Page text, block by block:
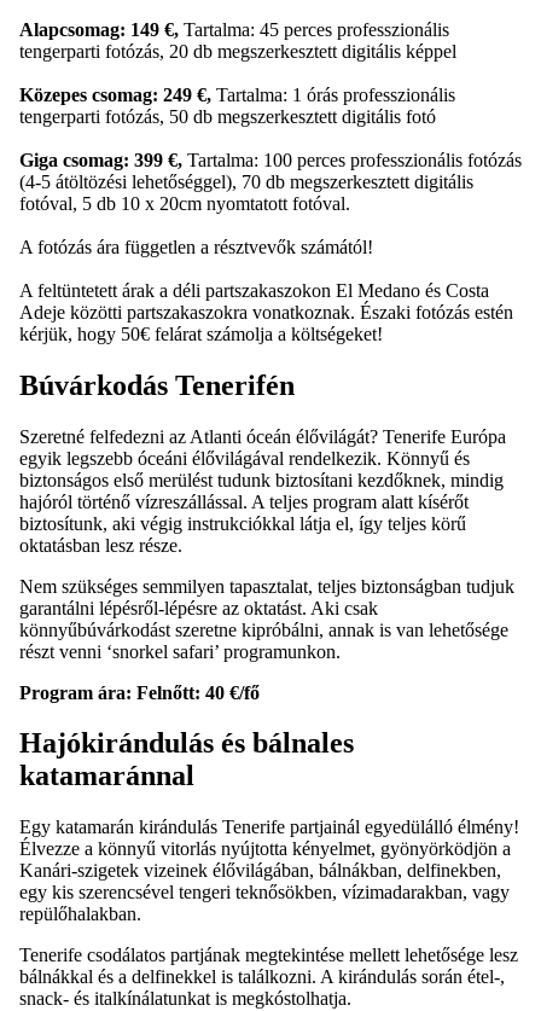
Alapcsomag: 149 €, Tartalma: 45 perces professzionális
tengerparti fotózás, 20 db megszerkesztett digitális képpel
Közepes csomag: 249 €, Tartalma: 1 órás professzionális
tengerparti fotózás, 50 db megszerkesztett digitális fotó
Giga csomag: 399 €, Tartalma: 100 perces professzionális fotózás
(4-5 átöltözési lehetőséggel), 70 db megszerkesztett digitális
fotóval, 5 db 10 x 20cm nyomtatott fotóval.
A fotózás ára független a résztvevők számától!
A feltüntetett árak a déli partszakaszokon El Medano és Costa
Adeje közötti partszakaszokra vonatkoznak. Északi fotózás estén
kérjük, hogy 50€ felárat számolja a költségeket!
Búvárkodás Tenerifén
Szeretné felfedezni az Atlanti óceán élővilágát? Tenerife Európa
egyik legszebb óceáni élővilágával rendelkezik. Könnyű és
biztonságos első merülést tudunk biztosítani kezdőknek, mindig
hajóról történő vízreszállással. A teljes program alatt kísérőt
biztosítunk, aki végig instrukciókkal látja el, így teljes körű
oktatásban lesz része.
Nem szükséges semmilyen tapasztalat, teljes biztonságban tudjuk
garantálni lépésről-lépésre az oktatást. Aki csak
könnyűbúvárkodást szeretne kipróbálni, annak is van lehetősége
részt venni ‘snorkel safari’ programunkon.
Program ára: Felnőtt: 40 €/fő
Hajókirándulás és bálnales
katamaránnal
Egy katamarán kirándulás Tenerife partjainál egyedülálló élmény!
Élvezze a könnyű vitorlás nyújtotta kényelmet, gyönyörködjön a
Kanári-szigetek vizeinek élővilágában, bálnákban, delfinekben,
egy kis szerencsével tengeri teknősökben, vízimadarakban, vagy
repülőhalakban.
Tenerife csodálatos partjának megtekintése mellett lehetősége lesz
bálnákkal és a delfinekkel is találkozni. A kirándulás során étel-,
snack- és italkínálatunkat is megkóstolhatja.